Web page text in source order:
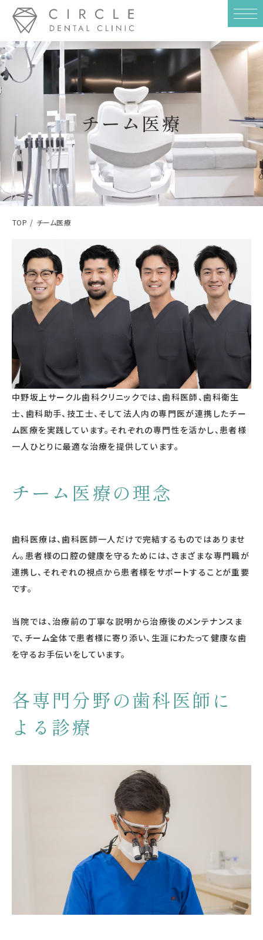
チーム医療
TOP チーム医療
中野坂上サークル歯科クリニックでは、歯科医師、歯科衛生
士、歯科助手、技工士、そして法人内の専門医が連携したチー
ム医療を実践しています。それぞれの専門性を活かし、患者様
一人ひとりに最適な治療を提供しています。
チーム医療の理念
歯科医療は、歯科医師一人だけで完結するものではありませ
ん。患者様の口腔の健康を守るためには、さまざまな専門職が
連携し、それぞれの視点から患者様をサポートすることが重要
です。
当院では、治療前の丁寧な説明から治療後のメンテナンスま
で、チーム全体で患者様に寄り添い、生涯にわたって健康な歯
を守るお手伝いをしています。
各専門分野の歯科医師に
よる診療